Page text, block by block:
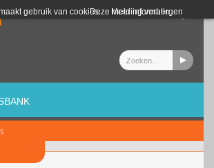
gebruik van cookies. Meer informatie
Deze melding verbergen
Login